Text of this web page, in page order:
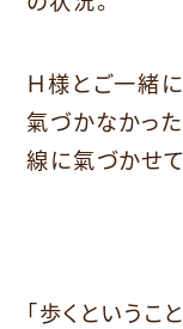
Ｈ様とご一緒
氣づかなかっ
線に氣づかせ
「歩くというこ